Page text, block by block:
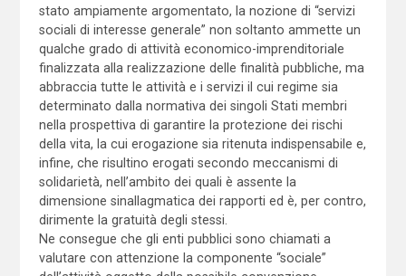
stato ampiamente argomentato, la nozione di “servizi
sociali di interesse generale” non soltanto ammette un
qualche grado di attività economico-imprenditoriale
finalizzata alla realizzazione delle finalità pubbliche, ma
abbraccia tutte le attività e i servizi il cui regime sia
determinato dalla normativa dei singoli Stati membri
nella prospettiva di garantire la protezione dei rischi
della vita, la cui erogazione sia ritenuta indispensabile e,
infine, che risultino erogati secondo meccanismi di
solidarietà, nell’ambito dei quali è assente la
dimensione sinallagmatica dei rapporti ed è, per contro,
dirimente la gratuità degli stessi.
Ne consegue che gli enti pubblici sono chiamati a
valutare con attenzione la componente “sociale”